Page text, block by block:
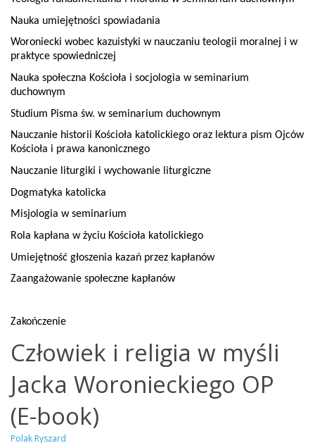
Nauka umiejętności spowiadania
Woroniecki wobec kazuistyki w nauczaniu teologii moralnej i w
praktyce spowiedniczej
Nauka społeczna Kościoła i socjologia w seminarium
duchownym
Studium Pisma św. w seminarium duchownym
Nauczanie historii Kościoła katolickiego oraz lektura pism Ojców
Kościoła i prawa kanonicznego
Nauczanie liturgiki i wychowanie liturgiczne
Dogmatyka katolicka
Misjologia w seminarium
Rola kapłana w życiu Kościoła katolickiego
Umiejętność głoszenia kazań przez kapłanów
Zaangażowanie społeczne kapłanów
Zakończenie
Człowiek i religia w myśli
Jacka Woronieckiego OP
(E-book)
Polak Ryszard